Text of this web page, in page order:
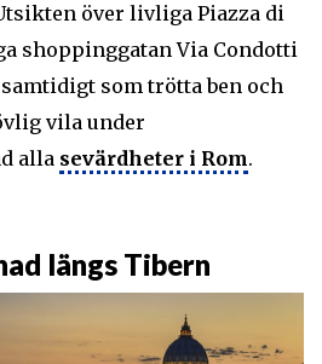
över livliga Piazza di
shoppinggatan Via Condotti
som trötta ben och
vila under
alla sevärdheter i Rom.
längs Tibern